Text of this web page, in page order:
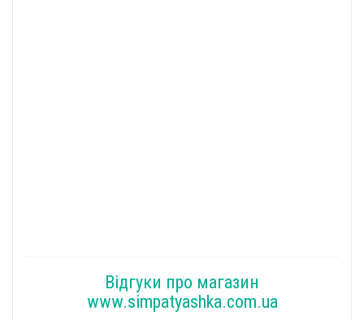
Відгуки про магазин
www.simpatyashka.com.ua